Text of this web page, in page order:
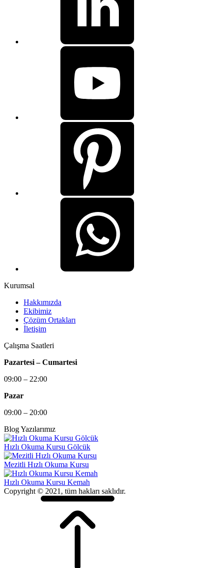
Kurumsal
Hakkımızda
Ekibimiz
Çözüm Ortakları
İletişim
Çalışma Saatleri
Pazartesi – Cumartesi
09:00 – 22:00
Pazar
09:00 – 20:00
Blog Yazılarımız
Hızlı Okuma Kursu Gölcük
Mezitli Hızlı Okuma Kursu
Hızlı Okuma Kursu Kemah
Copyright © 2021, tüm hakları saklıdır.